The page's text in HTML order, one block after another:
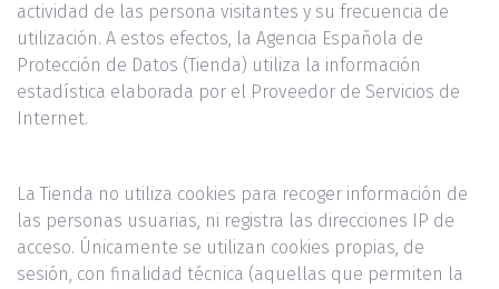
actividad de las persona visitantes y su frecuencia de
utilización. A estos efectos, la Agencia Española de
Protección de Datos (Tienda) utiliza la información
estadística elaborada por el Proveedor de Servicios de
Internet.
La Tienda no utiliza cookies para recoger información de
las personas usuarias, ni registra las direcciones IP de
acceso. Únicamente se utilizan cookies propias, de
sesión, con finalidad técnica (aquellas que permiten la